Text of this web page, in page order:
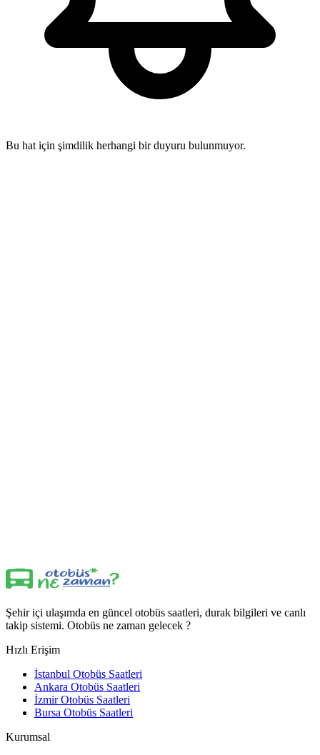
Bu hat için şimdilik herhangi bir duyuru bulunmuyor.
Şehir içi ulaşımda en güncel otobüs saatleri, durak bilgileri ve canlı
takip sistemi. Otobüs ne zaman gelecek ?
Hızlı Erişim
İstanbul Otobüs Saatleri
Ankara Otobüs Saatleri
İzmir Otobüs Saatleri
Bursa Otobüs Saatleri
Kurumsal